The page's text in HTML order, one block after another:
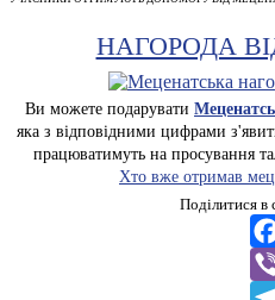
НАГОРОДА
Ви можете подарувати
яка з відповідними цифрами
працюватимуть на просування
Хто вже отримав
Поділитися в